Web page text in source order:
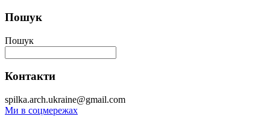
Пошук
Пошук
Контакти
spilka.arch.ukraine@gmail.com
Ми в соцмережах